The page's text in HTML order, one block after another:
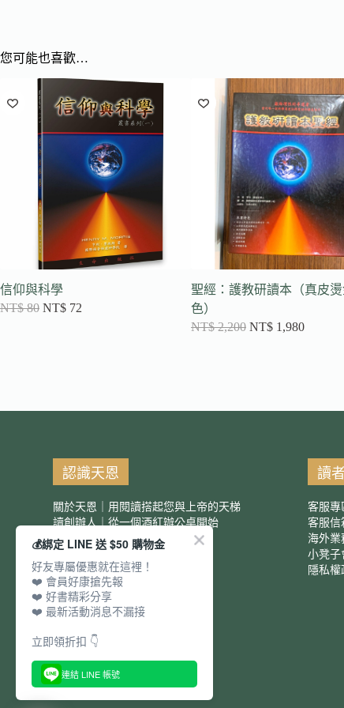
您可能也喜歡…
信仰與科學
NT$80 NT$ 72
聖經：護教研讀本（真皮
色）
NT$2,200 NT$1,980
認識天恩
關於天恩｜用閱讀搭起您與上帝的天梯
讀創辦人｜從一個酒紅辦公桌開始
服務項目｜團購優惠
讀
客服專
客服信
海外業
小凳子
隱私權
💰綁定 LINE 送 $50 購物金
好友專屬優惠就在這裡！
❤️ 會員好康搶先報
❤️ 好書精彩分享
❤️ 最新活動消息不漏接
立即領折扣 👇
連結 LINE 帳號